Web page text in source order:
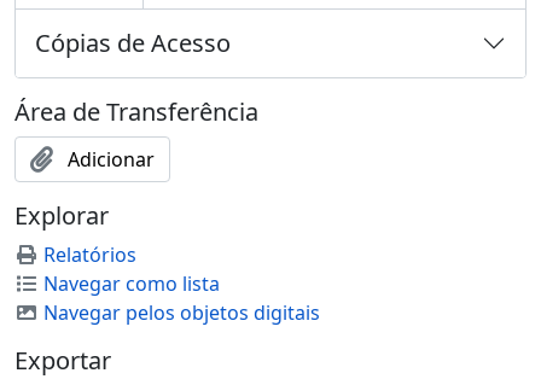
Cópias de Acesso
Área de Transferência
Adicionar
Explorar
Relatórios
Navegar como lista
Navegar pelos objetos digitais
Exportar